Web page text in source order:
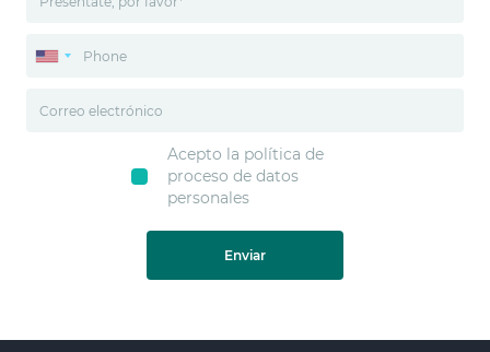
Acepto la política de
proceso de datos
personales
Enviar